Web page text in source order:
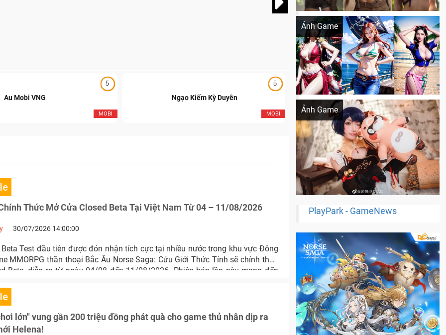
5
MOBI
Au Mobi VNG
5
MOBI
Ngạo Kiếm Kỳ Duyên
Thức Mở Cửa Closed Beta Tại Việt Nam Từ 04 – 11/08/2026
30/07/2026 14:00:00
Beta Test đầu tiên được đón nhận tích cực tại nhiều nước trong khu vực Đông
MMORPG thần thoại Bắc Âu Norse Saga: Cửu Giới Thức Tỉnh sẽ chính thức
Beta, diễn ra từ ngày 04/08 đến 11/08/2026. Phiên bản lần này mang đến
lớn" vung gần 200 triệu đồng phát quà cho game thủ nhân dịp ra
Helena!
Ảnh Game
Khi AI Cosplay gái đẹp One Piece
Ảnh Game
Cosplay Xiangling siêu cute
PlayPark - GameNews